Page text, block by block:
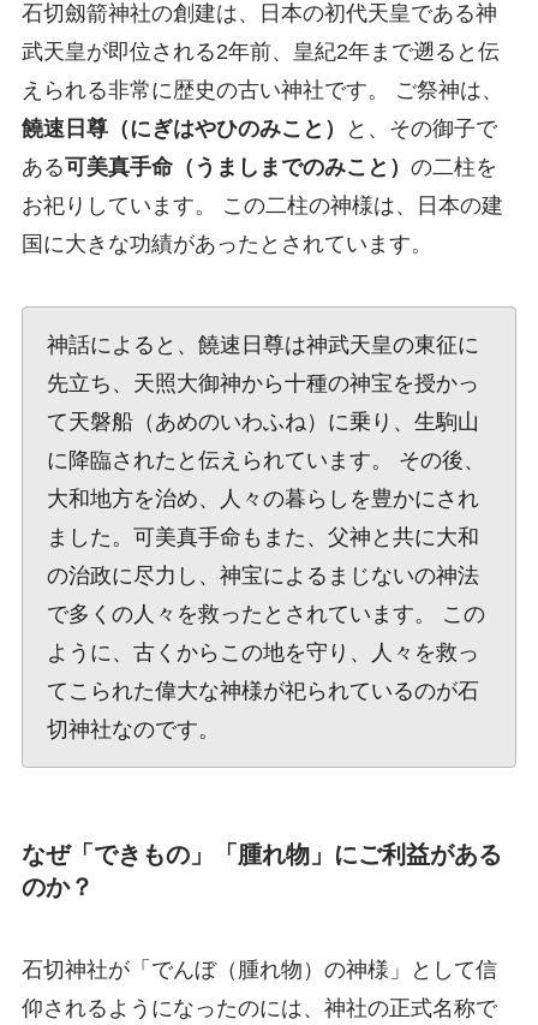
石切劔箭神社の創建は、日本の初代天皇である神
武天皇が即位される2年前、皇紀2年まで遡ると伝
えられる非常に歴史の古い神社です。 ご祭神は、
饒速日尊（にぎはやひのみこと）
と、その御子で
ある可美真手命（うましまでのみこと） の二柱を
お祀りしています。 この二柱の神様は、日本の建
国に大きな功績があったとされています。
神話によると、饒速日尊は神武天皇の東征に
先立ち、天照大御神から十種の神宝を授かっ
て天磐船（あめのいわふね）に乗り、生駒山
に降臨されたと伝えられています。 その後、
大和地方を治め、人々の暮らしを豊かにされ
ました。可美真手命もまた、父神と共に大和
の治政に尽力し、神宝によるまじないの神法
で多くの人々を救ったとされています。 この
ように、古くからこの地を守り、人々を救っ
てこられた偉大な神様が祀られているのが石
切神社なのです。
なぜ「できもの」「腫れ物」にご利益がある
のか？
石切神社が「でんぼ（腫れ物）の神様」として信
仰されるようになったのには、神社の正式名称で